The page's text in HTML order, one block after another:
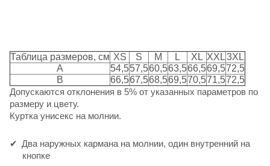
Таблица размеров, см XS S M L XL XXL3XL
A
54,557,560,563,566,569,572,5
B
66,567,568,569,570,571,572,5
Допускаются отклонения в 5% от указанных параметров по
размеру и цвету.
Куртка унисекс на молнии.
Два наружных кармана на молнии, один внутренний на
кнопке